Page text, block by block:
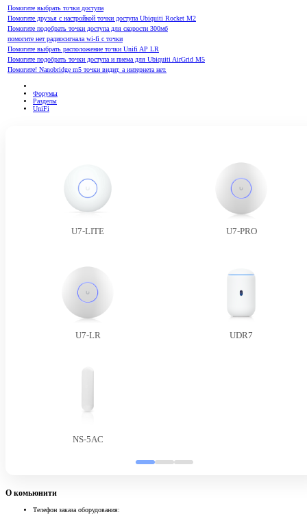
Помогите выбрать точки доступа
Помогите друзья с настройкой точки доступа Ubiquiti Rocket M2
Помогите подобрать точки доступа для скорости 300мб
помогите нет радиосигнала wi-fi с точки
Помогите выбрать расположение точки Unifi AP LR
Помогите подобрать точки доступа и пиема для Ubiquiti AirGrid M5
Помогите! Nanobridge m5 точки видит, а интернета нет.
Форумы
Разделы
UniFi
U7-LITE U7-PRO
U7-LR UDR7
NS-5AC
О комьюнити
Телефон заказа оборудования: